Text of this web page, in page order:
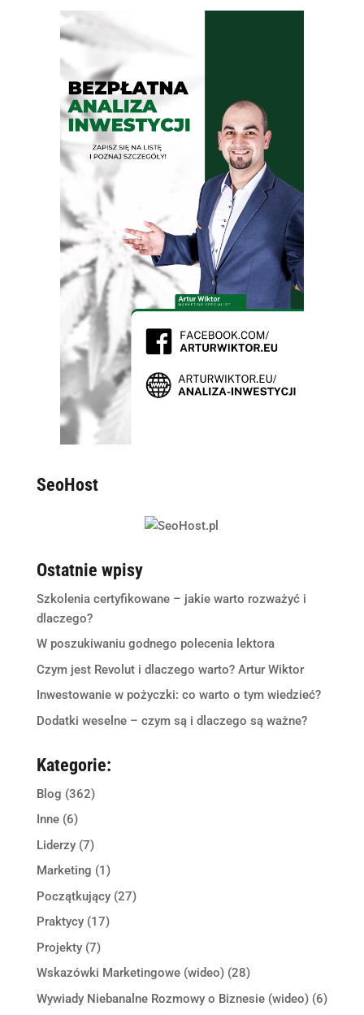
SeoHost
Ostatnie wpisy
Szkolenia certyfikowane – jakie warto rozważyć i
dlaczego?
W poszukiwaniu godnego polecenia lektora
Czym jest Revolut i dlaczego warto? Artur Wiktor
Inwestowanie w pożyczki: co warto o tym wiedzieć?
Dodatki weselne – czym są i dlaczego są ważne?
Kategorie:
Blog (362)
Inne(6)
Liderzy(7)
Marketing (1)
Początkujący(27)
Praktycy(17)
Projekty(7)
Wskazówki Marketingowe (wideo)(28)
Wywiady Niebanalne Rozmowy o Biznesie (wideo)(6)